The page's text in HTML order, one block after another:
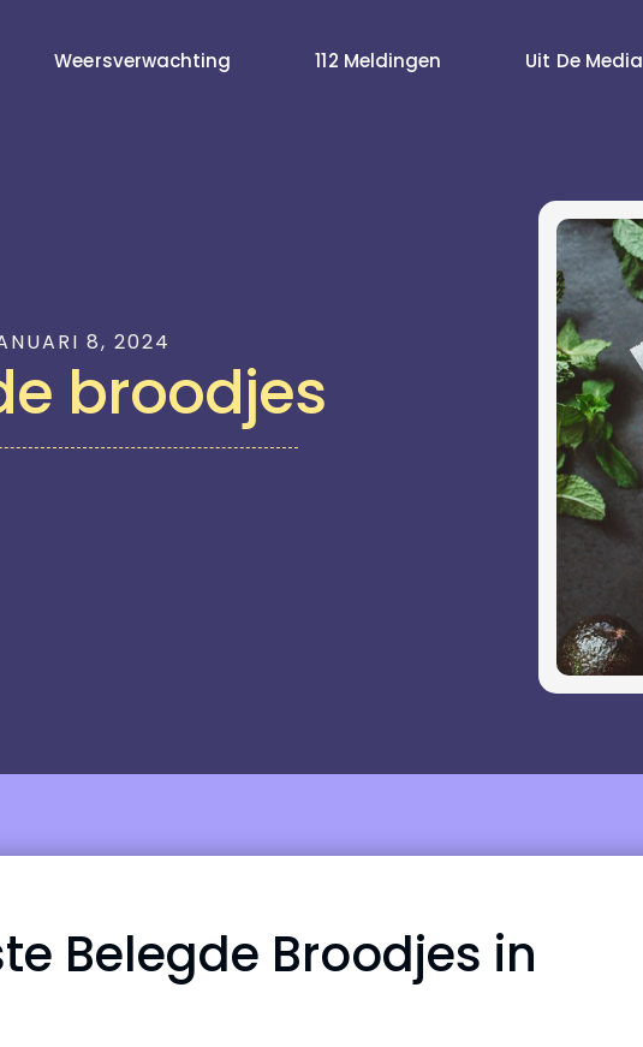
Weersverwachting 112 Meldingen Uit De Media
8, 2024
broodjes
Belegde Broodjes in